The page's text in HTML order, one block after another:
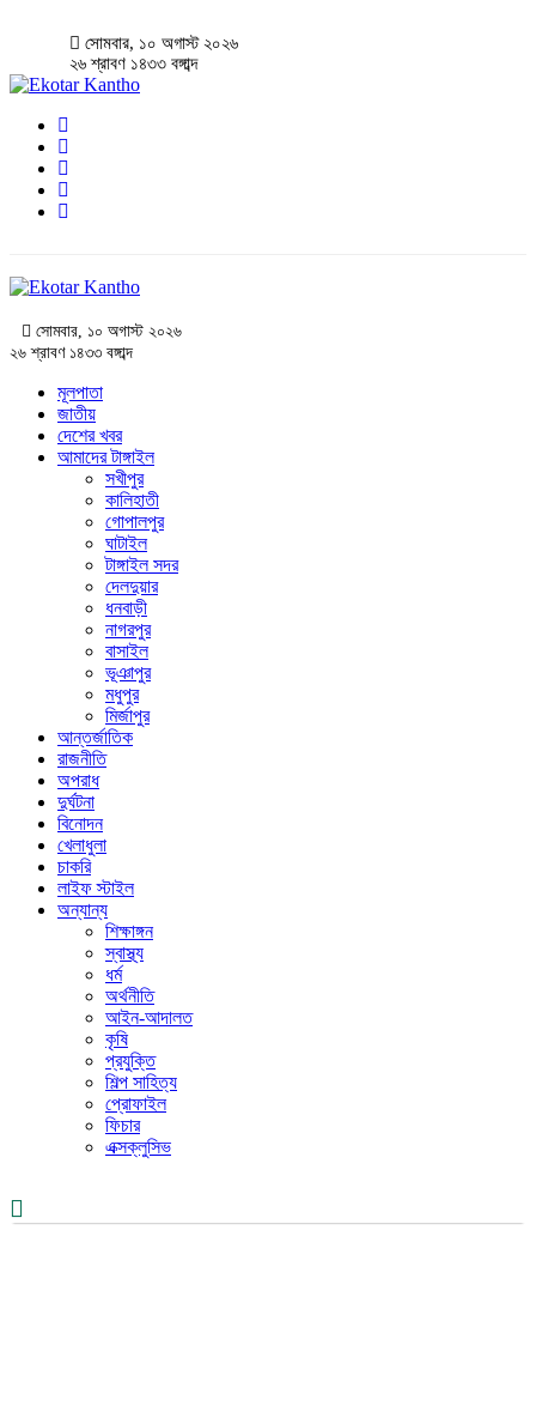
সোমবার, ১০ অগাস্ট ২০২৬
২৬ শ্রাবণ ১৪৩৩ বঙ্গাব্দ
সোমবার, ১০ অগাস্ট ২০২৬
২৬ শ্রাবণ ১৪৩৩ বঙ্গাব্দ
মূলপাতা
জাতীয়
দেশের খবর
আমাদের টাঙ্গাইল
সখীপুর
কালিহাতী
গোপালপুর
ঘাটাইল
টাঙ্গাইল সদর
দেলদুয়ার
ধনবাড়ী
নাগরপুর
বাসাইল
ভূঞাপুর
মধুপুর
মির্জাপুর
আন্তর্জাতিক
রাজনীতি
অপরাধ
দুর্ঘটনা
বিনোদন
খেলাধুলা
চাকরি
লাইফ স্টাইল
অন্যান্য
শিক্ষাঙ্গন
স্বাস্থ্য
ধর্ম
অর্থনীতি
আইন-আদালত
কৃষি
প্রযুক্তি
শিল্প সাহিত্য
প্রোফাইল
ফিচার
এক্সক্লুসিভ